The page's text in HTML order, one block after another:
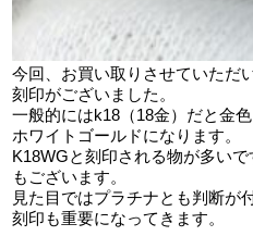
今回、お買い取りさせていただ
刻印がございました。
一般的にはk18（18金）だと金
ホワイトゴールドになります。
K18WGと刻印される物が多い
もございます。
見た目ではプラチナとも判断が
刻印も重要になってきます。